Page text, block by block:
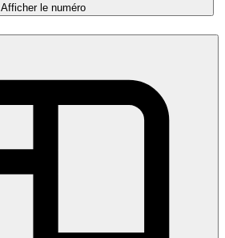
Afficher le numéro